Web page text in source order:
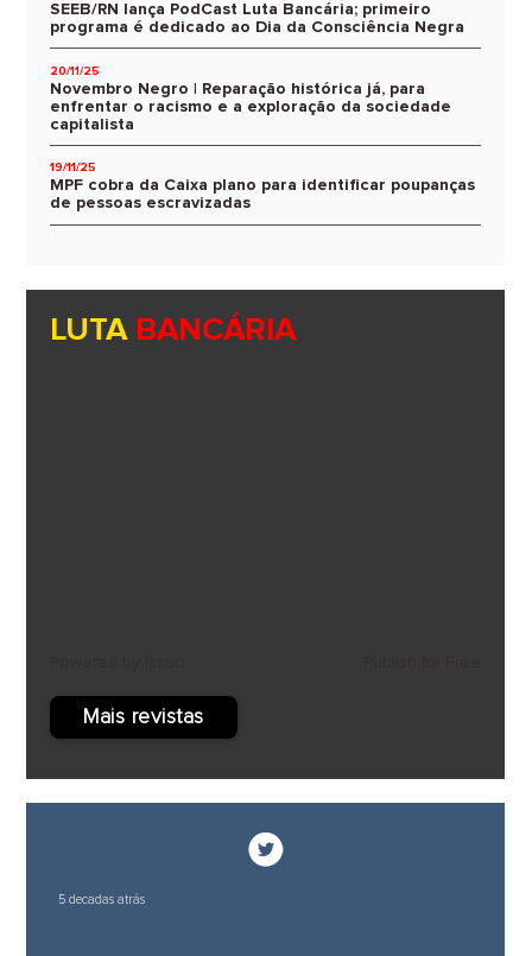
SEEB/RN lança PodCast Luta Bancária; primeiro
programa é dedicado ao Dia da Consciência Negra
20/11/25
Novembro Negro | Reparação histórica já, para
enfrentar o racismo e a exploração da sociedade
capitalista
19/11/25
MPF cobra da Caixa plano para identificar poupanças
de pessoas escravizadas
LUTA BANCÁRIA
Mais revistas
5 decadas atrás